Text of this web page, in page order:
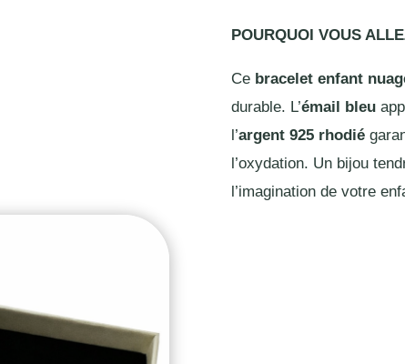
POURQUOI VOUS
Ce bracelet enfant
durable. L’émail bleu
l’argent 925 rhodié
l’oxydation. Un bijou
l’imagination de votre